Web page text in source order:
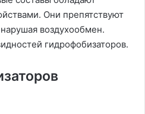
Они препятствуют
воздухообмен.
гидрофобизаторов.